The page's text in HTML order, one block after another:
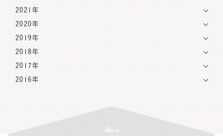
2021年
2020年
2019年
2018年
2017年
2016年